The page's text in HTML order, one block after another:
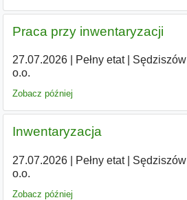
Praca przy inwentaryzacji
27.07.2026| Pełny etat| Sędziszów|
o.o.
Zobacz później
Inwentaryzacja
27.07.2026| Pełny etat| Sędziszów|
o.o.
Zobacz później